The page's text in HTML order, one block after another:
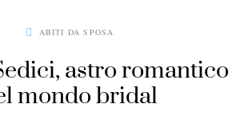
ABITI DA SPOSA
astro romantico
mondo bridal